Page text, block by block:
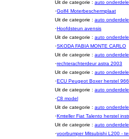
Uit de categorie : auto
·Golf4 Moterbeschermplaat
Uit de categorie : auto
·Hoofdsteun avensis
Uit de categorie : auto
·SKODA FABIA MONTE CARLO
Uit de categorie : auto
·rechterachterdeur astra 2003
Uit de categorie : auto
·ECU Peugeot Boxer herstel
Uit de categorie : auto
·C8 model
Uit de categorie : auto
·Kmteller Fiat Talento herstel
Uit de categorie : auto
·voorbumper Mitsubishi L200 -